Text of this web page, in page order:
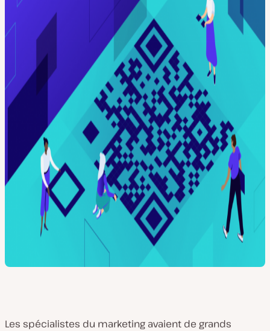
Les spécialistes du marketing avaient de grands